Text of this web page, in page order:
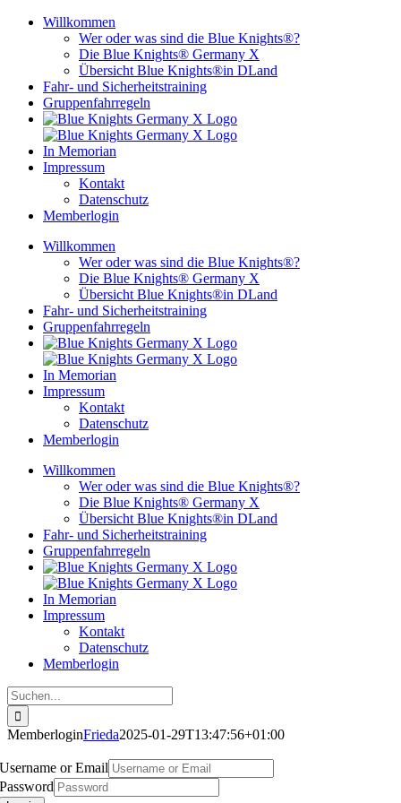
Zum
Willkommen
Wer oder was sind die Blue Knights®?
Die Blue Knights® Germany X
Übersicht Blue Knights®in DLand
Fahr- und Sicherheitstraining
Gruppenfahrregeln
In Memorian
Impressum
Kontakt
Datenschutz
Memberlogin
Willkommen
Wer oder was sind die Blue Knights®?
Die Blue Knights® Germany X
Übersicht Blue Knights®in DLand
Fahr- und Sicherheitstraining
Gruppenfahrregeln
In Memorian
Impressum
Kontakt
Datenschutz
Memberlogin
Willkommen
Wer oder was sind die Blue Knights®?
Die Blue Knights® Germany X
Übersicht Blue Knights®in DLand
Fahr- und Sicherheitstraining
Gruppenfahrregeln
In Memorian
Impressum
Kontakt
Datenschutz
Memberlogin
Suche
nach:
MemberloginFrieda2025-01-29T13:47:56+01:00
Username or Email
Password